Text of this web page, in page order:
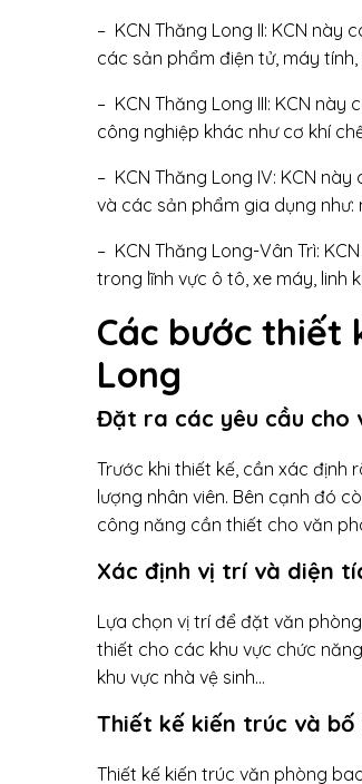
– KCN Thăng Long II: KCN
các sản phẩm điện tử, máy
– KCN Thăng Long III: KCN
công nghiệp khác như cơ khí
– KCN Thăng Long IV: KCN
và các sản phẩm gia dụng
– KCN Thăng Long-Vân Trì:
trong lĩnh vực ô tô, xe máy, linh
Các bước thiết
Long
Đặt ra các yêu cầu cho
Trước khi thiết kế, cần xác định
lượng nhân viên. Bên cạnh đó
công năng cần thiết cho văn
Xác định vị trí và diện
Lựa chọn vị trí để đặt văn
thiết cho các khu vực chức
khu vực nhà vệ sinh…
Thiết kế kiến trúc và
Thiết kế kiến trúc văn phòng